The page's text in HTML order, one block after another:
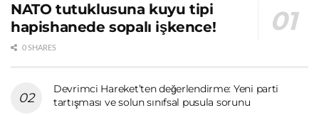
NATO tutuklusuna kuyu tipi
hapishanede sopalı işkence!
0 SHARES
Devrimci Hareket’ten değerlendirme: Yeni parti
tartışması ve solun sınıfsal pusula sorunu